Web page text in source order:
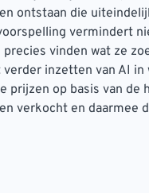
ontstaan die
vermindert
vinden wat ze
inzetten van AI
prijzen op basis van de
verkocht en daarmee